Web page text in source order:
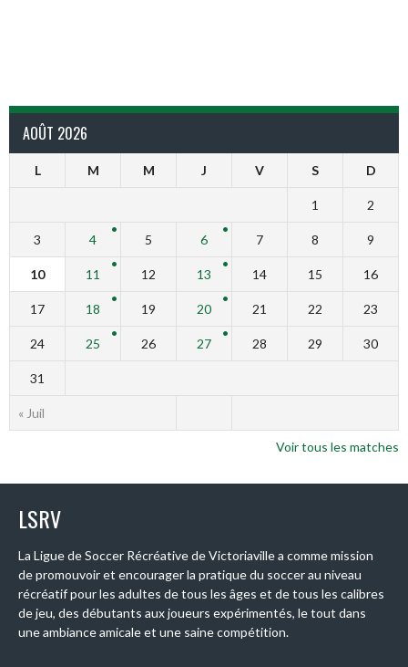
AOÛT 2026
L M M J V S D
« Juil
1 2
3 4 5 6 7 8 9
10 11 12 13 14 15 16
17 18 19 20 21 22 23
24 25 26 27 28 29 30
31
Voir tous les matches
LSRV
La Ligue de Soccer Récréative de Victoriaville a comme mission
de promouvoir et encourager la pratique du soccer au niveau
récréatif pour les adultes de tous les âges et de tous les calibres
de jeu, des débutants aux joueurs expérimentés, le tout dans
une ambiance amicale et une saine compétition.